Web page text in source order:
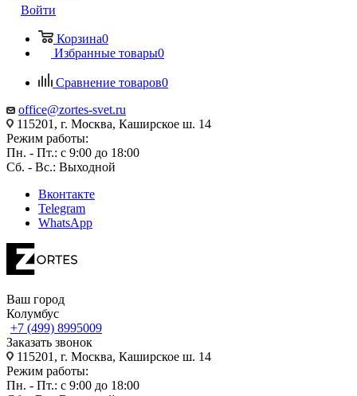
Войти
Корзина0
Избранные товары0
Сравнение товаров0
office@zortes-svet.ru
115201, г. Москва, Каширское ш. 14
Режим работы:
Пн. - Пт.: с 9:00 до 18:00
Сб. - Вс.: Выходной
Вконтакте
Telegram
WhatsApp
Ваш город
Колумбус
+7 (499) 8995009
Заказать звонок
115201, г. Москва, Каширское ш. 14
Режим работы:
Пн. - Пт.: с 9:00 до 18:00